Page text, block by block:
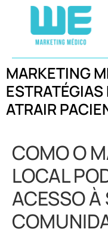
MARKETING
ATRAIR
COMO O
LOCAL
ACESSO